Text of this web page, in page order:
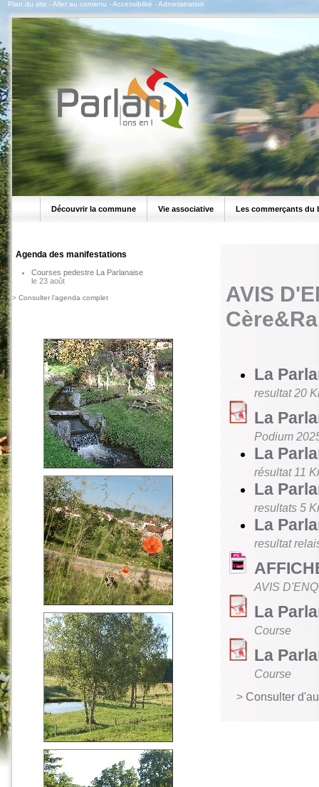
Plan du site -Aller au contenu -Accessibilité -Administration
Découvrir la commune Vie associative Les commerçants du
Agenda des manifestations
Courses pedestre La Parlanaise
le 23 août
> Consulter l'agenda complet
AVIS
La
resultat 20
La
Podium
La
résultat 11
La
resultats 5
La
resultat
AVIS
La
Course
La
Course
> Consulter